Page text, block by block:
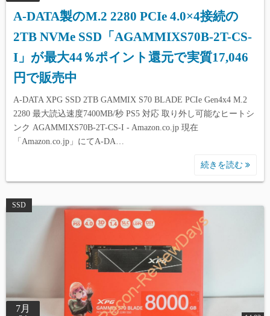
A-DATA製のM.2 2280 PCIe 4.0×4接続の
2TB NVMe SSD「AGAMMIXS70B-2T-CS-
I」が最大44％ポイント還元で実質17,046
円で販売中
A-DATA XPG SSD 2TB GAMMIX S70 BLADE PCIe Gen4x4 M.2
2280 最大読込速度7400MB/秒 PS5 対応 取り外し可能なヒートシ
ンク AGAMMIXS70B-2T-CS-I - Amazon.co.jp 現在
「Amazon.co.jp」にてA-DA…
続きを読む
SSD
7月